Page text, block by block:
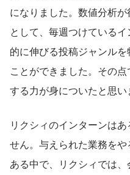
になりました。数値分析
として、毎週つけている
的に伸びる投稿ジャンル
ことができました。その
する力が身についたと思い
リクシィのインターンは
せん。与えられた業務を
ある中で、リクシィでは